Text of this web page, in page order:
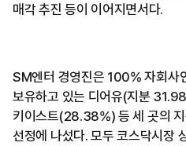
매각 추진 등이 이어지면서다.
SM엔터 경영진은 100% 자회사
보유하고 있는 디어유(지분
키이스트(28.38%) 등 세 곳의
선정에 나섰다. 모두 코스닥시장